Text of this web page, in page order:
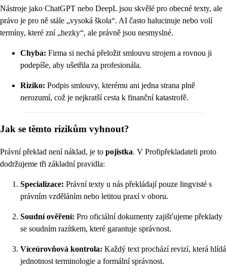
Nástroje jako ChatGPT nebo DeepL jsou skvělé pro obecné texty, ale
právo je pro ně stále „vysoká škola“. AI často halucinuje nebo volí
termíny, které zní „hezky“, ale právně jsou nesmyslné.
Chyba: Firma si nechá přeložit smlouvu strojem a rovnou ji
podepíše, aby ušetřila za profesionála.
Riziko: Podpis smlouvy, kterému ani jedna strana plně
nerozumí, což je nejkratší cesta k finanční katastrofě.
Jak se těmto rizikům vyhnout?
Právní překlad není náklad, je to pojistka. V Profipřekladateli proto
dodržujeme tři základní pravidla:
Specializace: Právní texty u nás překládají pouze lingvisté s
právním vzděláním nebo letitou praxí v oboru.
Soudní ověření: Pro oficiální dokumenty zajišťujeme překlady
se soudním razítkem, které garantuje správnost.
Víceúrovňová kontrola: Každý text prochází revizí, která hlídá
jednotnost terminologie a formální správnost.